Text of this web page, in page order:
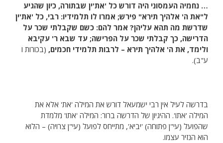
… נחמיה העמסוני היה דורש כל 'את'ין שבתורה, כיון שהגיע
ל"את ה' אלהיך תירא" פירש; אמרו לו תלמידיו: רבי, כל 'את'ין
שדרשת מה תהא עליהן? אמר להם: כשם שקבלתי שכר על
הדרישה, כך קבלתי שכר על הפרישה; עד שבא ר' עקיבא
ולימד, את ה' אלהיך תירא – לרבות תלמידי חכמים, (בכורות ו
ע"ב).
בדרשה לעיל אין רבי ישמעאל דורש את המילה 'את' אלא את
המילה 'אתו'. ההיגיון של הדרשה ברור: המילה 'אתו' מלמדת
שהפועל (עי"ן פתוחה) 'יביא', מתייחס לפועל (עי"ן צרויה) – הלוא
הוא הנזיר עצמו.